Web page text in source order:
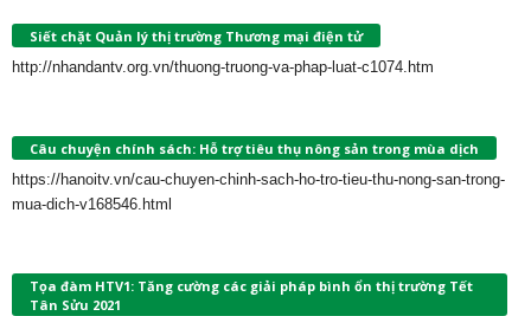
Siết chặt Quản lý thị trường Thương mại điện tử
http://nhandantv.org.vn/thuong-truong-va-phap-luat-c1074.htm
Câu chuyện chính sách: Hỗ trợ tiêu thụ nông sản trong mùa dịch
https://hanoitv.vn/cau-chuyen-chinh-sach-ho-tro-tieu-thu-nong-san-trong-
mua-dich-v168546.html
Tọa đàm HTV1: Tăng cường các giải pháp bình ổn thị trường Tết
Tân Sửu 2021